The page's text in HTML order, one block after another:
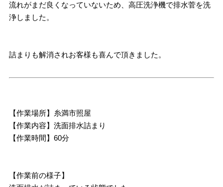
流れがまだ良くなっていないため、高圧洗浄機で排水菅を洗
浄しました。
詰まりも解消されお客様も喜んで頂きました。
【作業場所】糸満市照屋
【作業内容】洗面排水詰まり
【作業時間】60分
【作業前の様子】